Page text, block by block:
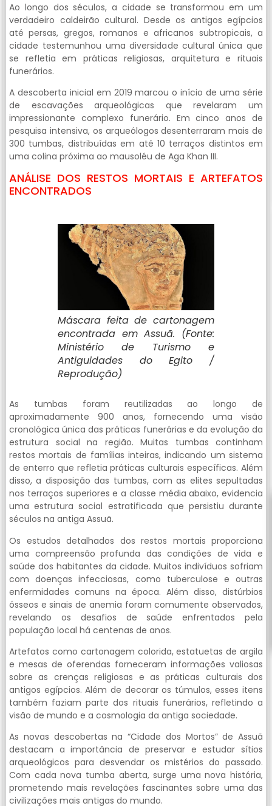
Ao longo dos séculos, a cidade se transformou em um
verdadeiro caldeirão cultural. Desde os antigos egípcios
até persas, gregos, romanos e africanos subtropicais, a
cidade testemunhou uma diversidade cultural única que
se refletia em práticas religiosas, arquitetura e rituais
funerários.
A descoberta inicial em 2019 marcou o início de uma série
de escavações arqueológicas que revelaram um
impressionante complexo funerário. Em cinco anos de
pesquisa intensiva, os arqueólogos desenterraram mais de
300 tumbas, distribuídas em até 10 terraços distintos em
uma colina próxima ao mausoléu de Aga Khan III.
ANÁLISE DOS RESTOS MORTAIS E ARTEFATOS
ENCONTRADOS
Máscara feita de cartonagem
encontrada em Assuã. (Fonte:
Ministério de Turismo e
Antiguidades do Egito /
Reprodução)
As tumbas foram reutilizadas ao longo de
aproximadamente 900 anos, fornecendo uma visão
cronológica única das práticas funerárias e da evolução da
estrutura social na região. Muitas tumbas continham
restos mortais de famílias inteiras, indicando um sistema
de enterro que refletia práticas culturais específicas. Além
disso, a disposição das tumbas, com as elites sepultadas
nos terraços superiores e a classe média abaixo, evidencia
uma estrutura social estratificada que persistiu durante
séculos na antiga Assuã.
Os estudos detalhados dos restos mortais proporciona
uma compreensão profunda das condições de vida e
saúde dos habitantes da cidade. Muitos indivíduos sofriam
com doenças infecciosas, como tuberculose e outras
enfermidades comuns na época. Além disso, distúrbios
ósseos e sinais de anemia foram comumente observados,
revelando os desafios de saúde enfrentados pela
população local há centenas de anos.
Artefatos como cartonagem colorida, estatuetas de argila
e mesas de oferendas forneceram informações valiosas
sobre as crenças religiosas e as práticas culturais dos
antigos egípcios. Além de decorar os túmulos, esses itens
também faziam parte dos rituais funerários, refletindo a
visão de mundo e a cosmologia da antiga sociedade.
As novas descobertas na “Cidade dos Mortos” de Assuã
destacam a importância de preservar e estudar sítios
arqueológicos para desvendar os mistérios do passado.
Com cada nova tumba aberta, surge uma nova história,
prometendo mais revelações fascinantes sobre uma das
civilizações mais antigas do mundo.